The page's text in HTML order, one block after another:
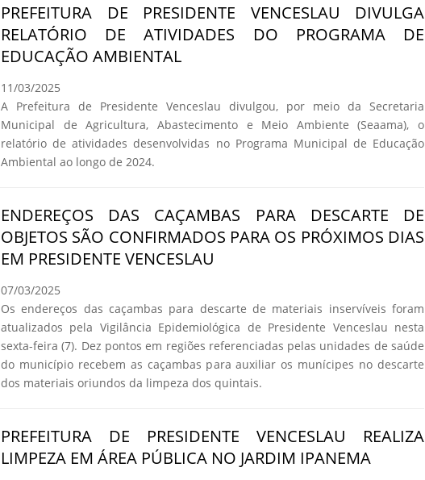
PREFEITURA DE PRESIDENTE VENCESLAU DIVULGA
RELATÓRIO DE ATIVIDADES DO PROGRAMA DE
EDUCAÇÃO AMBIENTAL
11/03/2025
A Prefeitura de Presidente Venceslau divulgou, por meio da Secretaria
Municipal de Agricultura, Abastecimento e Meio Ambiente (Seaama), o
relatório de atividades desenvolvidas no Programa Municipal de Educação
Ambiental ao longo de 2024.
ENDEREÇOS DAS CAÇAMBAS PARA DESCARTE DE
OBJETOS SÃO CONFIRMADOS PARA OS PRÓXIMOS DIAS
EM PRESIDENTE VENCESLAU
07/03/2025
Os endereços das caçambas para descarte de materiais inservíveis foram
atualizados pela Vigilância Epidemiológica de Presidente Venceslau nesta
sexta-feira (7). Dez pontos em regiões referenciadas pelas unidades de saúde
do município recebem as caçambas para auxiliar os munícipes no descarte
dos materiais oriundos da limpeza dos quintais.
PREFEITURA DE PRESIDENTE VENCESLAU REALIZA
LIMPEZA EM ÁREA PÚBLICA NO JARDIM IPANEMA